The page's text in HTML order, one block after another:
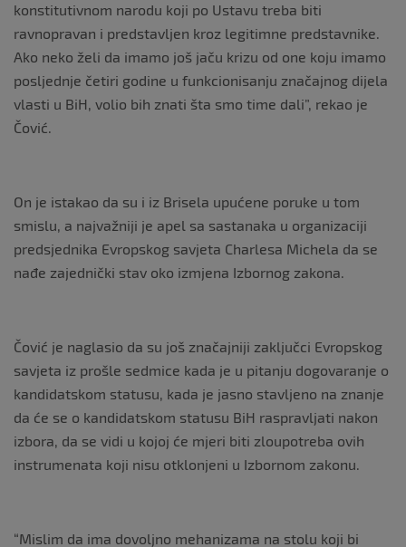
konstitutivnom narodu koji po Ustavu treba biti
ravnopravan i predstavljen kroz legitimne predstavnike.
Ako neko želi da imamo još jaču krizu od one koju imamo
posljednje četiri godine u funkcionisanju značajnog dijela
vlasti u BiH, volio bih znati šta smo time dali”, rekao je
Čović.
On je istakao da su i iz Brisela upućene poruke u tom
smislu, a najvažniji je apel sa sastanaka u organizaciji
predsjednika Evropskog savjeta Charlesa Michela da se
nađe zajednički stav oko izmjena Izbornog zakona.
Čović je naglasio da su još značajniji zaključci Evropskog
savjeta iz prošle sedmice kada je u pitanju dogovaranje o
kandidatskom statusu, kada je jasno stavljeno na znanje
da će se o kandidatskom statusu BiH raspravljati nakon
izbora, da se vidi u kojoj će mjeri biti zloupotreba ovih
instrumenata koji nisu otklonjeni u Izbornom zakonu.
“Mislim da ima dovoljno mehanizama na stolu koji bi